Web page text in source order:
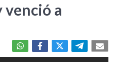
venció a